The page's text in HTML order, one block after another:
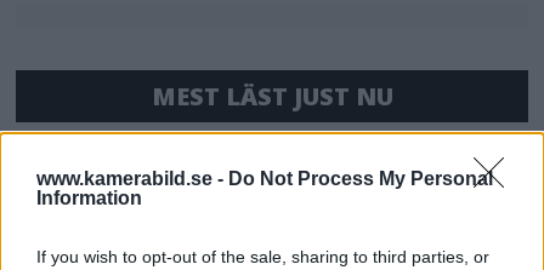
www.kamerabild.se - Do Not Process My Personal
Information
If you wish to opt-out of the sale, sharing to third parties, or
MEST LÄST JUST NU
släppt – får 10-bitars D-